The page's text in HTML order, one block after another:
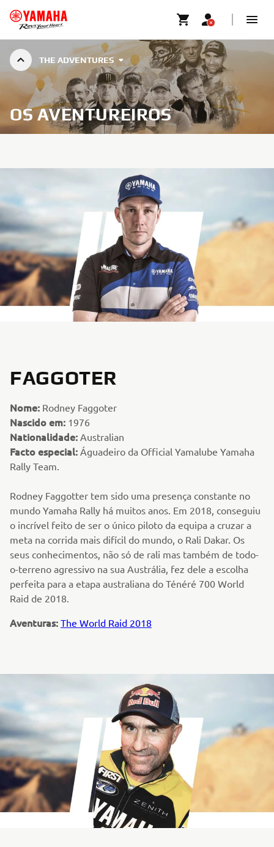
THE ADVENTURES
OS AVENTUREIROS
FAGGOTER
Nome: Rodney Faggoter
Nascido em: 1976
Nationalidade: Australian
Facto especial: Águadeiro da Official Yamalube Yamaha
Rally Team.
Rodney Faggotter tem sido uma presença constante no
mundo Yamaha Rally há muitos anos. Em 2018, conseguiu
o incrível feito de ser o único piloto da equipa a cruzar a
meta na corrida mais difícil do mundo, o Rali Dakar. Os
seus conhecimentos, não só de rali mas também de todo-
o-terreno agressivo na sua Austrália, fez dele a escolha
perfeita para a etapa australiana do Ténéré 700 World
Raid de 2018.
Aventuras: The World Raid 2018